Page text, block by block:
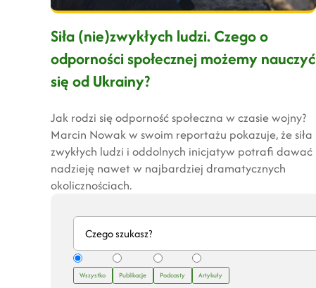
Siła (nie)zwykłych ludzi. Czego o
odporności społecznej możemy nauczyć
się od Ukrainy?
Jak rodzi się odporność społeczna w czasie wojny?
Marcin Nowak w swoim reportażu pokazuje, że siła
zwykłych ludzi i oddolnych inicjatyw potrafi dawać
nadzieję nawet w najbardziej dramatycznych
okolicznościach.
Wszystko Publikacje Podcasty Artykuły